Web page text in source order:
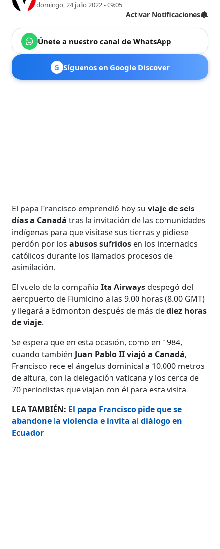
domingo, 24 julio 2022 - 09:05
Activar Notificaciones
Únete a nuestro canal de WhatsApp
G Síguenos en Google Discover
El papa Francisco emprendió hoy suviaje de seis
días a Canadá tras la invitación de las comunidades
indígenas para que visitase sus tierras y pidiese
perdón por los abusos sufridos en los internados
católicos durante los llamados procesos de
asimilación.
El vuelo de la compañía Ita Airwaysdespegó del
aeropuerto de Fiumicino a las 9.00 horas (8.00 GMT)
y llegará a Edmonton después de más dediez horas
de viaje.
Se espera que en esta ocasión, como en 1984,
cuando también Juan Pablo II viajó a Canadá,
Francisco rece el ángelus dominical a 10.000 metros
de altura, con la delegación vaticana y los cerca de
70 periodistas que viajan con él para esta visita.
LEA TAMBIÉN: El papa Francisco pide que se
abandone la violencia e invita al diálogo en
Ecuador